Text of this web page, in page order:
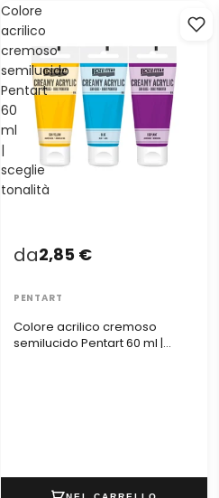
Colore
acrilico
cremoso
semilucido
Pentart
60
ml
|
sceglie
tonalità
Colore acrilico cremoso
semilucido Pentart 60 ml |
da2,85 €
PENTART